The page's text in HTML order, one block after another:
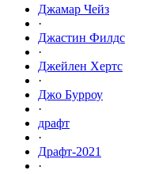
Джамар Чейз
·
Джастин Филдс
·
Джейлен Хертс
·
Джо Бурроу
·
драфт
·
Драфт-2021
·